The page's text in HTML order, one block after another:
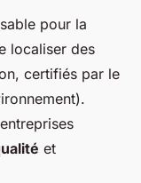
pour la
localiser des
certifiés par le
et